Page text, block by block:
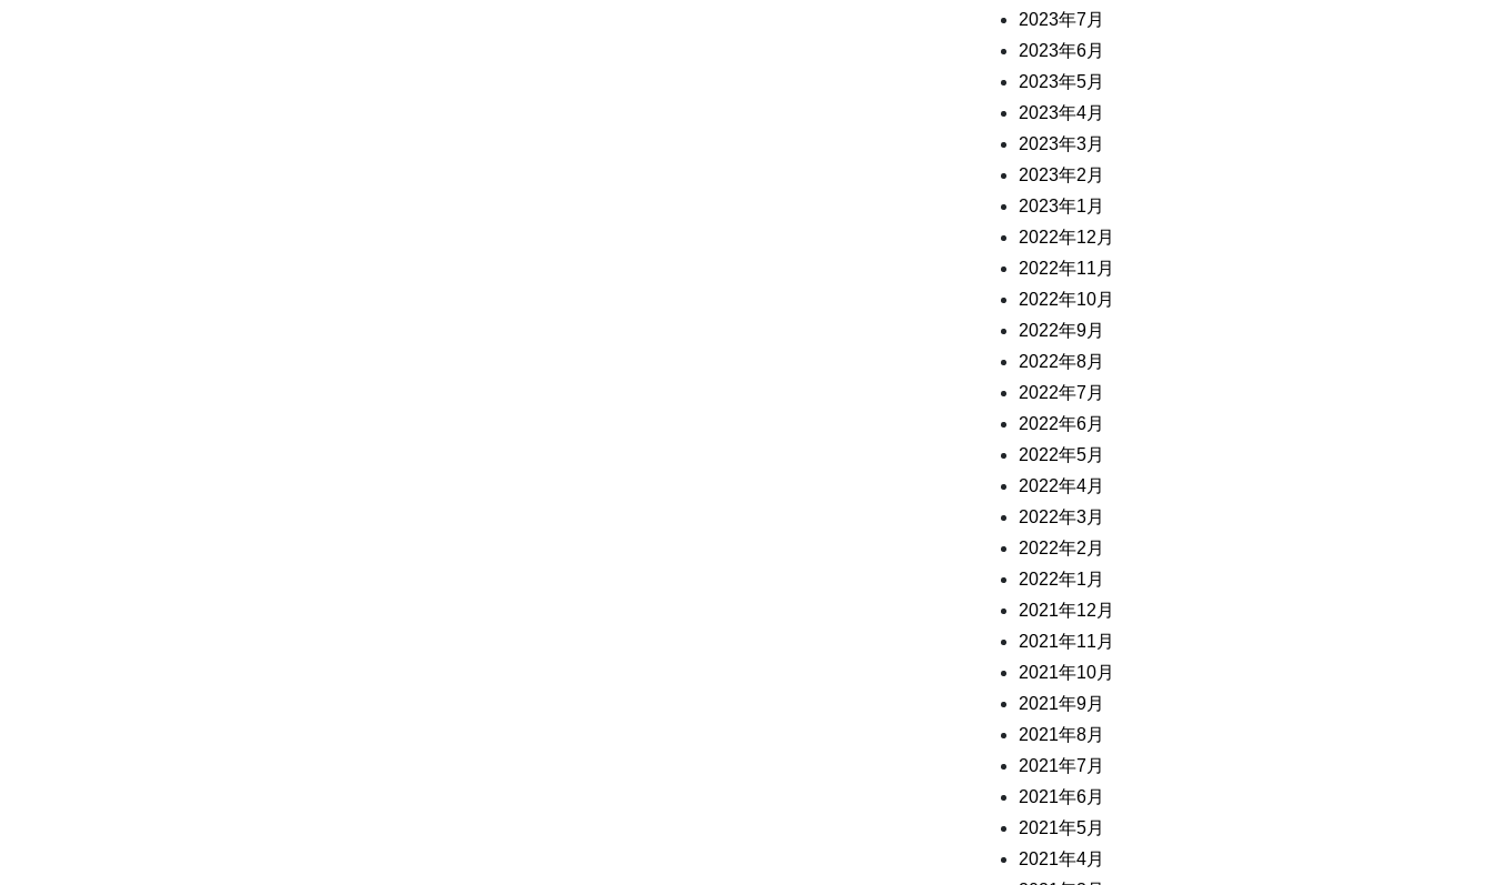
2023年7月
2023年6月
2023年5月
2023年4月
2023年3月
2023年2月
2023年1月
2022年12月
2022年11月
2022年10月
2022年9月
2022年8月
2022年7月
2022年6月
2022年5月
2022年4月
2022年3月
2022年2月
2022年1月
2021年12月
2021年11月
2021年10月
2021年9月
2021年8月
2021年7月
2021年6月
2021年5月
2021年4月